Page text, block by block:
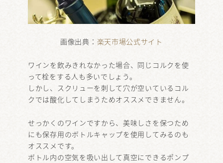
画像出典： 楽天市場公式サイト
ワインを飲みきれなかった場合、同じコルクを使
って栓をする人も多いでしょう。
しかし、スクリューを刺して穴が空いているコル
クでは酸化してしまうためオススメできません。
せっかくのワインですから、美味しさを保つため
にも保存用のボトルキャップを使用してみるのも
オススメです。
ボトル内の空気を吸い出して真空にできるポンプ